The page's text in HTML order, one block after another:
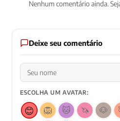
Nenhum comentário ainda.
Deixe seu comentário
ESCOLHA UM AVATAR:
😊 🦁 🐱 🦄 🐶